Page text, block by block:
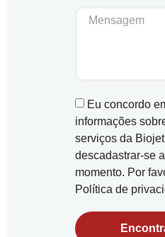
Eu concordo
informações
serviços da
descadastrar-se
momento. Por
Política de